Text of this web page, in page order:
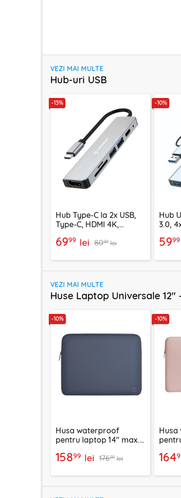
VEZI MAI MULTE
Hub-uri USB
-13%
Hub Type-C la 2x USB,
Type-C, HDMI 4K,
H5
6999 lei 8099 lei
-10%
Hub
3.0,
5999
VEZI MAI MULTE
Huse Laptop Universale 12"
-10%
Husa waterproof
pentru laptop 14" max.
15899 lei 17699 lei
-10%
164